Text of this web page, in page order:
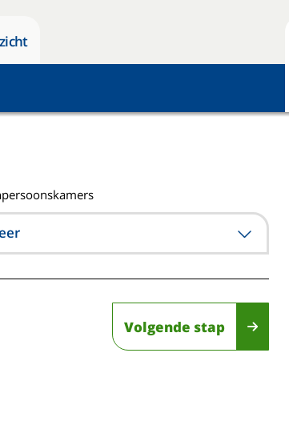
Volgende stap